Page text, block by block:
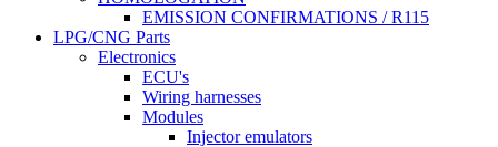
EMISSION CONFIRMATIONS / R115
LPG/CNG Parts
Electronics
ECU's
Wiring harnesses
Modules
Injector emulators